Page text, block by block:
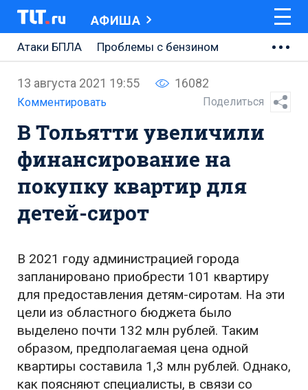
АФИША
Атаки БПЛА
Проблемы с бензином
Ремонт Центральной площади
Ремонт Обводного шоссе
Набережная Тольятти
Неделя Тольятти
13 августа 2021 19:55 16082
Комментировать Поделиться
В Тольятти увеличили
финансирование на
покупку квартир для
детей-сирот
В 2021 году администрацией города
запланировано приобрести 101 квартиру
для предоставления детям-сиротам. На эти
цели из областного бюджета было
выделено почти 132 млн рублей. Таким
образом, предполагаемая цена одной
квартиры составила 1,3 млн рублей. Однако,
как поясняют специалисты, в связи со